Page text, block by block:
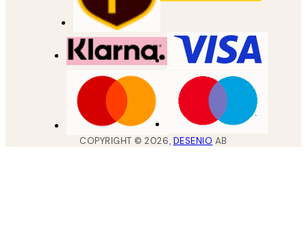
COPYRIGHT ©2026, DESENIO AB